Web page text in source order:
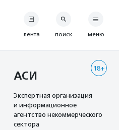
лента поиск меню
18+
АСИ
Экспертная организация
и информационное
агентство некоммерческого
сектора